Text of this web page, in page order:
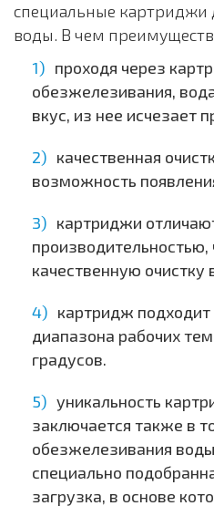
специальные картриджи
воды. В чем
проходя через
обезжелезивания,
вкус, из нее исчезает
качественная
возможность
картриджи
производительностью,
качественную
картридж
диапазона рабочих
градусов.
уникальность
заключается также в
обезжелезивания
специально
загрузка, в основе